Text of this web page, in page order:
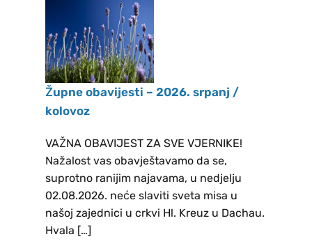
Župnog vijeća HKM FREISING,
čestitamo na (re)izboru i želimo
puno uspjeha u djelovanju, na
dobrobit zajednice koja ih je
izabrala. REZULTATI GLASANJA
ZA IZBOR NOVOG ŽUPNOG
PASTORALNOG
VIJEĆA LANDSHUT: Tomić
Božana, Bičanić Zvonko i Soldo
Marko REZULTATI GLASANJA ZA
IZBOR NOVOG ŽUPNOG
PASTORALNOG VIJEĆA DACHAU:
Dilber Stipan, Lužanić Ankica,
Župne obavijesti – 2026. srpanj /
kolovoz
VAŽNA OBAVIJEST ZA SVE VJERNIKE!
Nažalost vas obavještavamo da se,
suprotno ranijim najavama, u nedjelju
02.08.2026. neće slaviti sveta misa u
našoj zajednici u crkvi Hl. Kreuz u Dachau.
Hvala […]